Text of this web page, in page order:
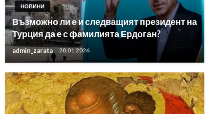
НОВИНИ
Възможно ли е и следващият президент на
Турция да е с фамилията Ердоган?
admin_zarata 20.01.2026